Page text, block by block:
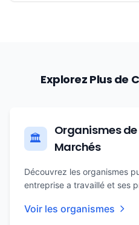
Explorez Plus de
🏛️
Organismes
Marchés
Découvrez les organismes
entreprise a travaillé et ses
Voir les organismes